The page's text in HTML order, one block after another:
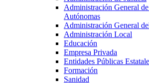
Administración General
Autónomas
Administración General
Administración Local
Educación
Empresa Privada
Entidades Públicas
Formación
Sanidad